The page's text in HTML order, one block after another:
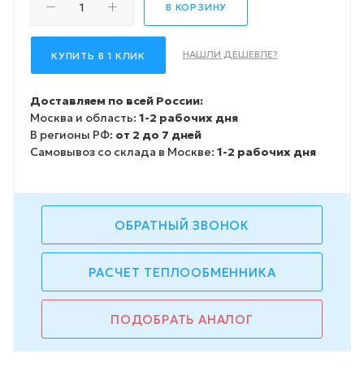
В КОРЗИНУ
КУПИТЬ В 1 КЛИК НАШЛИ ДЕШЕВЛЕ?
Доставляем по всей России:
Москва и область: 1-2 рабочих дня
В регионы РФ: от 2 до 7 дней
Самовывоз со склада в Москве: 1-2 рабочих дня
ОБРАТНЫЙ ЗВОНОК
РАСЧЕТ ТЕПЛООБМЕННИКА
ПОДОБРАТЬ АНАЛОГ